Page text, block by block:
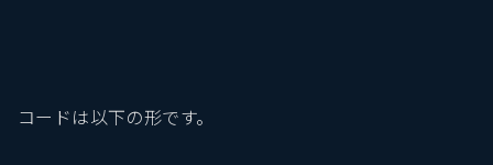
コードは以下の形です。